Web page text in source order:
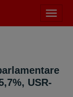
meniu
USR-